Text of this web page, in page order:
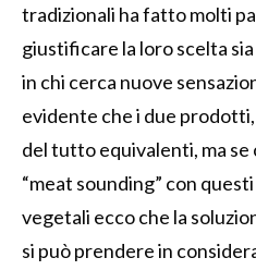
tradizionali ha fatto molti
giustificare la loro scelta
in chi cerca nuove
evidente che i due
del tutto equivalenti, ma
“meat sounding” con
vegetali ecco che la
si può prendere in